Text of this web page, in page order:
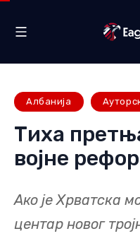
Албанија
Тиха
војне
Ако је Хрватска
центар новог